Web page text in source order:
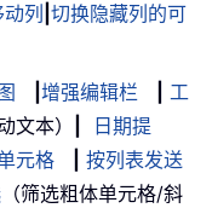
列 切换隐藏列的可
增强编辑栏
工
文本）
日期提
元格
按列表发送
（筛选粗体单元格/斜